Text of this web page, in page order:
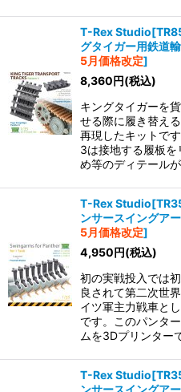
T-Rex
グタイガー用鉄道
5月価格改定]
8,360円(税込)
キングタイガーを
せる際に履き替え
再現したキットで
3は接地する履板を
め等のディテール
T-Rex
ンサースイングア
5月価格改定]
4,950円(税込)
初の実戦投入では
良されて第二次世
イツ軍主力戦車と
です。このパンタ
ムを3Dプリンター
T-Rex
ンサースイングア